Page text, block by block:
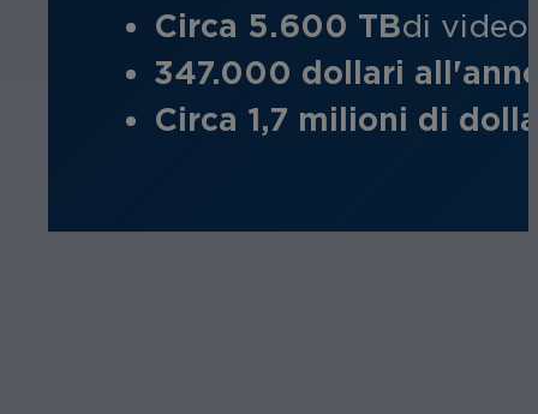
Circa 5.600 TBdi
347.000 dollari
Circa 1,7 milioni di